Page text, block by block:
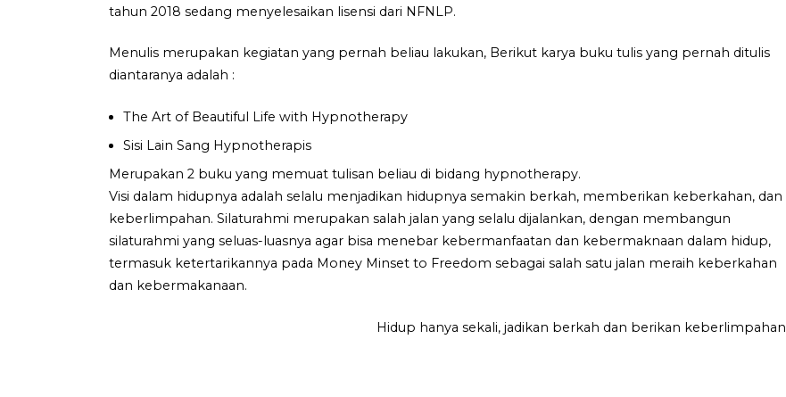
tahun 2018 sedang menyelesaikan lisensi dari NFNLP.
Menulis merupakan kegiatan yang pernah beliau lakukan, Berikut karya buku tulis yang pernah ditulis
diantaranya adalah :
The Art of Beautiful Life with Hypnotherapy
Sisi Lain Sang Hypnotherapis
Merupakan 2 buku yang memuat tulisan beliau di bidang hypnotherapy.
Visi dalam hidupnya adalah selalu menjadikan hidupnya semakin berkah, memberikan keberkahan, dan
keberlimpahan. Silaturahmi merupakan salah jalan yang selalu dijalankan, dengan membangun
silaturahmi yang seluas-luasnya agar bisa menebar kebermanfaatan dan kebermaknaan dalam hidup,
termasuk ketertarikannya pada Money Minset to Freedom sebagai salah satu jalan meraih keberkahan
dan kebermakanaan.
Hidup hanya sekali, jadikan berkah dan berikan keberlimpahan